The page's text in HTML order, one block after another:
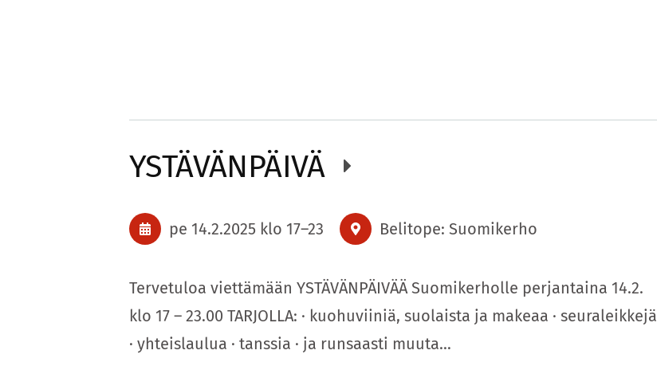
YSTÄVÄNPÄIVÄ
pe 14.2.2025 klo 17–23 Belitope: Suomikerho
Tervetuloa viettämään YSTÄVÄNPÄIVÄÄ Suomikerholle perjantaina 14.2.
klo 17 – 23.00 TARJOLLA: · kuohuviiniä, suolaista ja makeaa · seuraleikkejä
· yhteislaulua · tanssia · ja runsaasti muuta…